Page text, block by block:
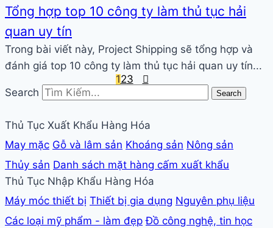
Tổng hợp top 10 công ty làm thủ tục hải
quan uy tín
Trong bài viết này, Project Shipping sẽ tổng hợp và
đánh giá top 10 công ty làm thủ tục hải quan uy tín...
Phân
bài
viết
123
Search
Search
Thủ Tục Xuất Khẩu Hàng Hóa
May mặc Gỗ và lâm sản Khoáng sản Nông sản
Thủy sản Danh sách mặt hàng cấm xuất khẩu
Thủ Tục Nhập Khẩu Hàng Hóa
Máy móc thiết bị Thiết bị gia dụng Nguyên phụ liệu
Các loại mỹ phẩm - làm đẹp Đồ công nghệ, tin học